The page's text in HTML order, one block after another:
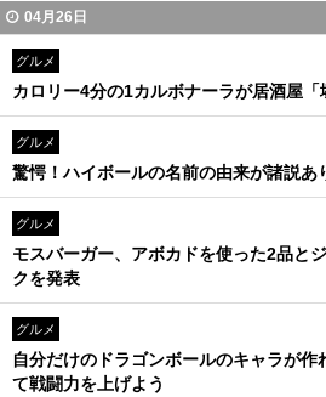
04月26日
グルメ
カロリー4分の1カルボナーラが居酒屋「
グルメ
驚愕！ハイボールの名前の由来が諸説あ
グルメ
モスバーガー、アボカドを使った2品と
クを発表
グルメ
自分だけのドラゴンボールのキャラが作
て戦闘力を上げよう